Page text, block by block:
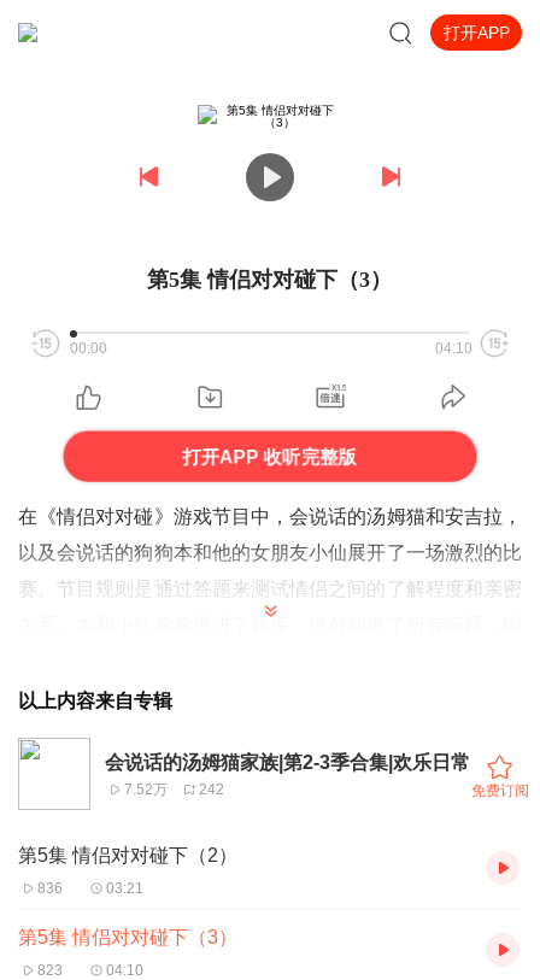
打开APP
第5集 情侣对对碰下（3）
00:00 04:10
打开APP 收听完整版
在《情侣对对碰》游戏节目中，会说话的汤姆猫和安吉拉，
以及会说话的狗狗本和他的女朋友小仙展开了一场激烈的比
赛。节目规则是通过答题来测试情侣之间的了解程度和亲密
了非常默契的印象。而汤姆猫和安吉拉并没有这样的优势，
他们只能凭借真实的了解来答题，因此在一些问题上出现了
分歧和错误。
随着比赛的进行，汤姆猫开始怀疑安吉拉是否真的了解自
己，甚至对两人的感情产生了动摇；而安吉拉则感到委屈和
疑惑，没想到简单的答题游戏竟然带来了这么多的质疑和误
出现裂痕，感情也因几道答错的题目而蒙上了阴影。然而，
以上内容来自专辑
会说话的汤姆猫家族|第2-3季合集|欢乐日常
7.52万 242 免费订阅
第5集 情侣对对碰下（2）
836 03:21
第5集 情侣对对碰下（3）
823 04:10